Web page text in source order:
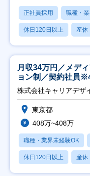
正社員採用 職種・
休日120日以上 産休
月収34万円／メデ
ョン制／契約社員
株式会社キャリアデザ
東京都
408万~408万
職種・業界未経験OK
休日120日以上 産休